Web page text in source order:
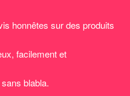
honnêtes sur des produits
facilement et
blabla.